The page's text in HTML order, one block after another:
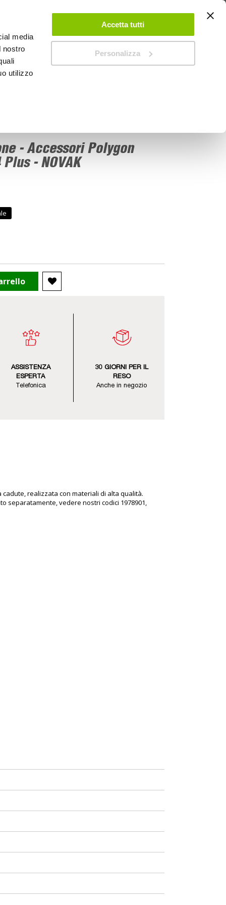
media
nostro
utilizzo
Accetta tutti
Personalizza
CONTATTACI NEGOZI IL MIO NEGOZIO
- Accessori Polygon
- NOVAK
ASSISTENZA
ESPERTA
Telefonica
30 GIORNI PER IL
RESO
Anche in negozio
realizzata con materiali di alta qualità.
separatamente, vedere nostri codici 1978901,